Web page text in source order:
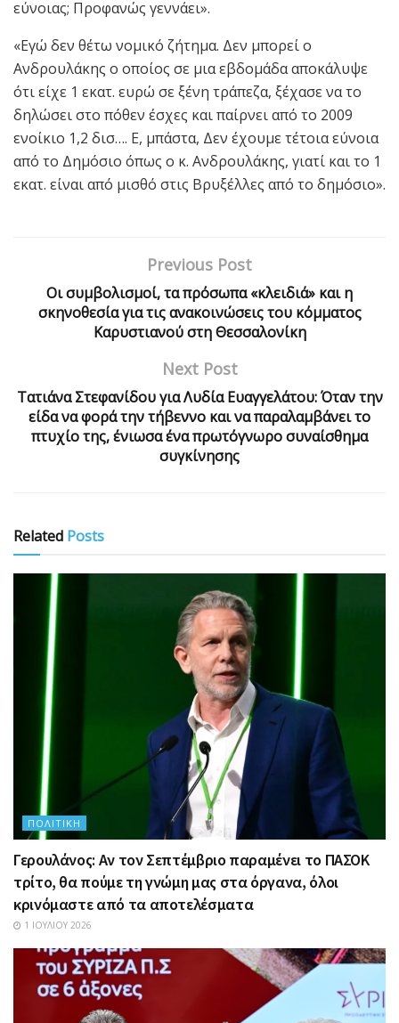
εύνοιας; Προφανώς γεννάει».
«Εγώ δεν θέτω νομικό ζήτημα. Δεν μπορεί ο
Ανδρουλάκης ο οποίος σε μια εβδομάδα αποκάλυψε
ότι είχε 1 εκατ. ευρώ σε ξένη τράπεζα, ξέχασε να το
δηλώσει στο πόθεν έσχες και παίρνει από το 2009
ενοίκιο 1,2 δισ…. Ε, μπάστα, Δεν έχουμε τέτοια εύνοια
από το Δημόσιο όπως ο κ. Ανδρουλάκης, γιατί και το 1
εκατ. είναι από μισθό στις Βρυξέλλες από το δημόσιο».
Previous Post
Οι συμβολισμοί, τα πρόσωπα «κλειδιά» και η
σκηνοθεσία για τις ανακοινώσεις του κόμματος
Καρυστιανού στη Θεσσαλονίκη
Next Post
Τατιάνα Στεφανίδου για Λυδία Ευαγγελάτου: Όταν την
είδα να φορά την τήβεννο και να παραλαμβάνει το
πτυχίο της, ένιωσα ένα πρωτόγνωρο συναίσθημα
συγκίνησης
Related Posts
ΠΟΛΙΤΙΚΉ
Γερουλάνος: Αν τον Σεπτέμβριο παραμένει το ΠΑΣΟΚ
τρίτο, θα πούμε τη γνώμη μας στα όργανα, όλοι
κρινόμαστε από τα αποτελέσματα
1 ΙΟΥΛΊΟΥ 2026